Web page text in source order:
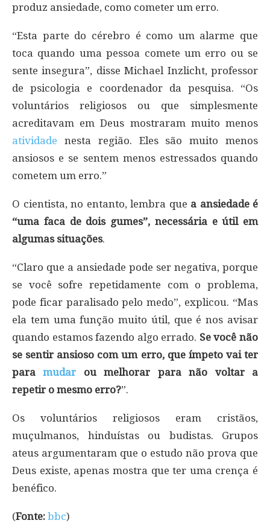
produz ansiedade, como cometer um erro.
“Esta parte do cérebro é como um alarme que
toca quando uma pessoa comete um erro ou se
sente insegura”, disse Michael Inzlicht, professor
de psicologia e coordenador da pesquisa. “Os
voluntários religiosos ou que simplesmente
acreditavam em Deus mostraram muito menos
atividade nesta região. Eles são muito menos
ansiosos e se sentem menos estressados quando
cometem um erro.”
O cientista, no entanto, lembra que a ansiedade é
“uma faca de dois gumes”, necessária e útil em
algumas situações.
“Claro que a ansiedade pode ser negativa, porque
se você sofre repetidamente com o problema,
pode ficar paralisado pelo medo”, explicou. “Mas
ela tem uma função muito útil, que é nos avisar
quando estamos fazendo algo errado. Se você não
se sentir ansioso com um erro, que ímpeto vai ter
paramudar ou melhorar para não voltar a
repetir o mesmo erro?”.
Os voluntários religiosos eram cristãos,
muçulmanos, hinduístas ou budistas. Grupos
ateus argumentaram que o estudo não prova que
Deus existe, apenas mostra que ter uma crença é
benéfico.
(Fonte: bbc)